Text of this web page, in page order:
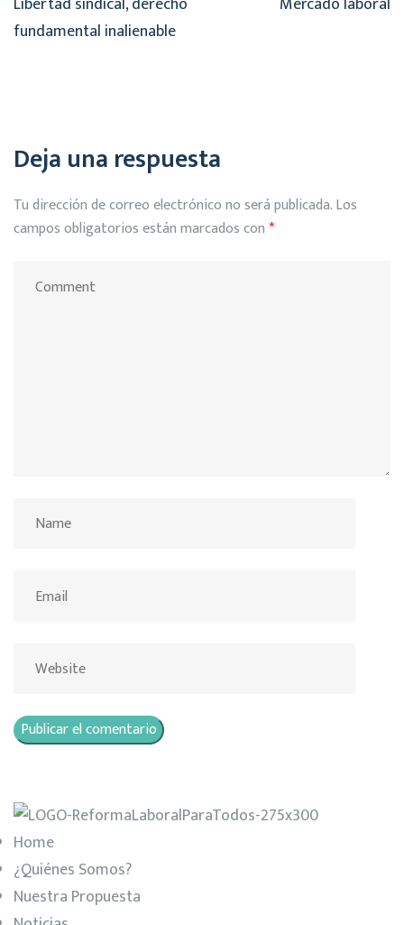
fundamental inalienable
Deja una respuesta
Tu dirección de correo electrónico no será publicada.Los
campos obligatorios están marcados con*
Home
¿Quiénes Somos?
Nuestra Propuesta